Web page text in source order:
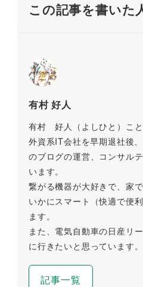
k
この記事を書いた
有村 好人
有村 好人（よしひと）こと
外資系IT会社を早期退社後
のブログの運営、コンサル
います。
繋がる機器が大好きで、家
いかにスマート（快適で便
ます。
また、電気自動車の日産リ
に行きたいと思っています。
記事一覧